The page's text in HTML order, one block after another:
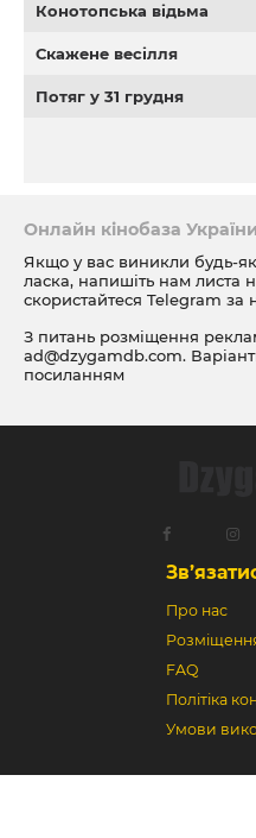
Конотопська відьма
Скажене весілля
Потяг у 31 грудня
Онлайн кінобаза України
Якщо у вас виникли будь-
ласка, напишіть нам листа
скористайтеся Telegram за
З питань розміщення
ad@dzygamdb.com.
посиланням
Про нас
FAQ
Політіка
Умови